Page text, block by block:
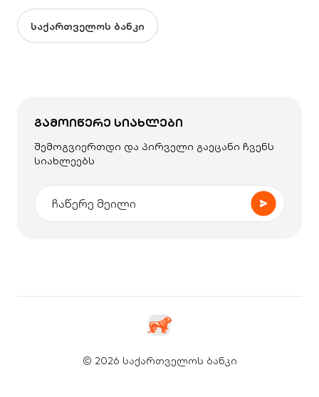
საქართველოს ბანკი
ᲒᲐᲛᲝᲘᲬᲔᲠᲔ ᲡᲘᲐᲮᲚᲔᲑᲘ
შემოგვიერთდი და პირველი გაეცანი ჩვენს
სიახლეებს
© 2026 საქართველოს ბანკი